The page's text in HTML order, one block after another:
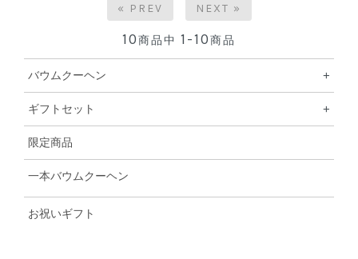
« PREV NEXT »
10商品中 1-10商品
バウムクーヘン +
ギフトセット +
限定商品
一本バウムクーヘン
お祝いギフト